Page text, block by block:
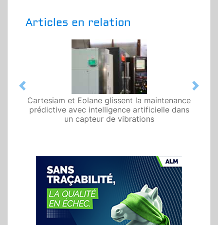
Articles en relation
Cartesiam et Eolane glissent la maintenance
prédictive avec intelligence artificielle dans
un capteur de vibrations
Previous Next